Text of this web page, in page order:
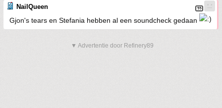
NailQueen
Gjon's tears en Stefania hebben al een soundcheck gedaan
▼ Advertentie door Refinery89